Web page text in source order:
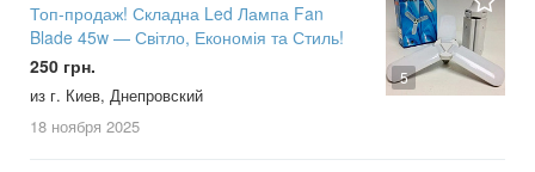
5
Топ-продаж! Складна Led Лампа Fan
Blade 45w — Світло, Економія та Стиль!
250 грн.
из г. Киев, Днепровский
18 ноября 2025